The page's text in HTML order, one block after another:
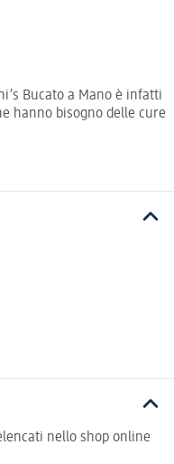
Bucato a Mano è infatti
hanno bisogno delle cure
nello shop online